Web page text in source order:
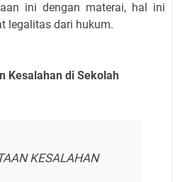
ini dengan materai, hal ini
legalitas dari hukum.
Kesalahan di Sekolah
KESALAHAN